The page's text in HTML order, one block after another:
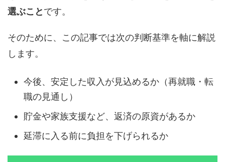
選ぶことです。
そのために、この記事では次の判断基準を軸に解説
します。
今後、安定した収入が見込めるか（再就職・転
職の見通し）
貯金や家族支援など、返済の原資があるか
延滞に入る前に負担を下げられるか